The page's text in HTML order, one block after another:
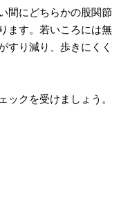
間にどちらかの股関節
ます。若いころには無
すり減り、歩きにくく
ックを受けましょう。